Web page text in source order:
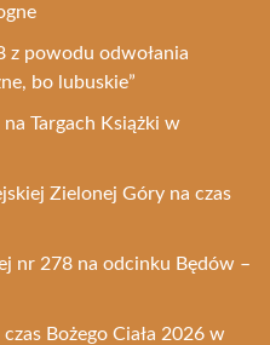
z powodu odwołania
bo lubuskie”
Targach Książki w
Zielonej Góry na czas
nr 278 na odcinku Będów –
Bożego Ciała 2026 w